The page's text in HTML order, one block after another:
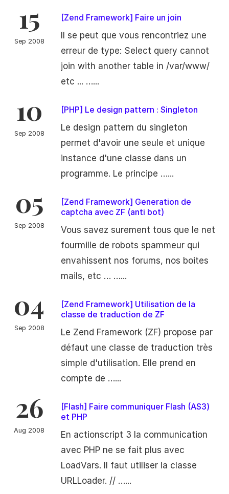
15
Sep 2008
[Zend Framework] Faire un join
Il se peut que vous rencontriez une
erreur de type: Select query cannot
join with another table in /var/www/
etc ... …...
10
Sep 2008
[PHP] Le design pattern : Singleton
Le design pattern du singleton
permet d'avoir une seule et unique
instance d'une classe dans un
programme. Le principe …...
05
Sep 2008
[Zend Framework] Generation de
captcha avec ZF (anti bot)
Vous savez surement tous que le net
fourmille de robots spammeur qui
envahissent nos forums, nos boites
mails, etc … …...
04
Sep 2008
[Zend Framework] Utilisation de la
classe de traduction de ZF
Le Zend Framework (ZF) propose par
défaut une classe de traduction très
simple d'utilisation. Elle prend en
compte de …...
26
Aug 2008
[Flash] Faire communiquer Flash (AS3)
et PHP
En actionscript 3 la communication
avec PHP ne se fait plus avec
LoadVars. Il faut utiliser la classe
URLLoader. // …...